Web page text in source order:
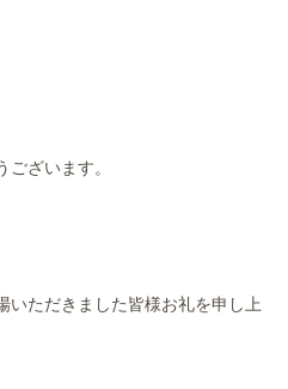
ざいます。
いただきました皆様お礼を申し上